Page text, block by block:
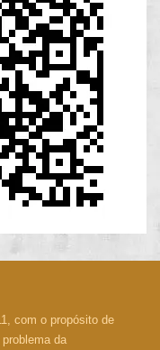
com o propósito de
da